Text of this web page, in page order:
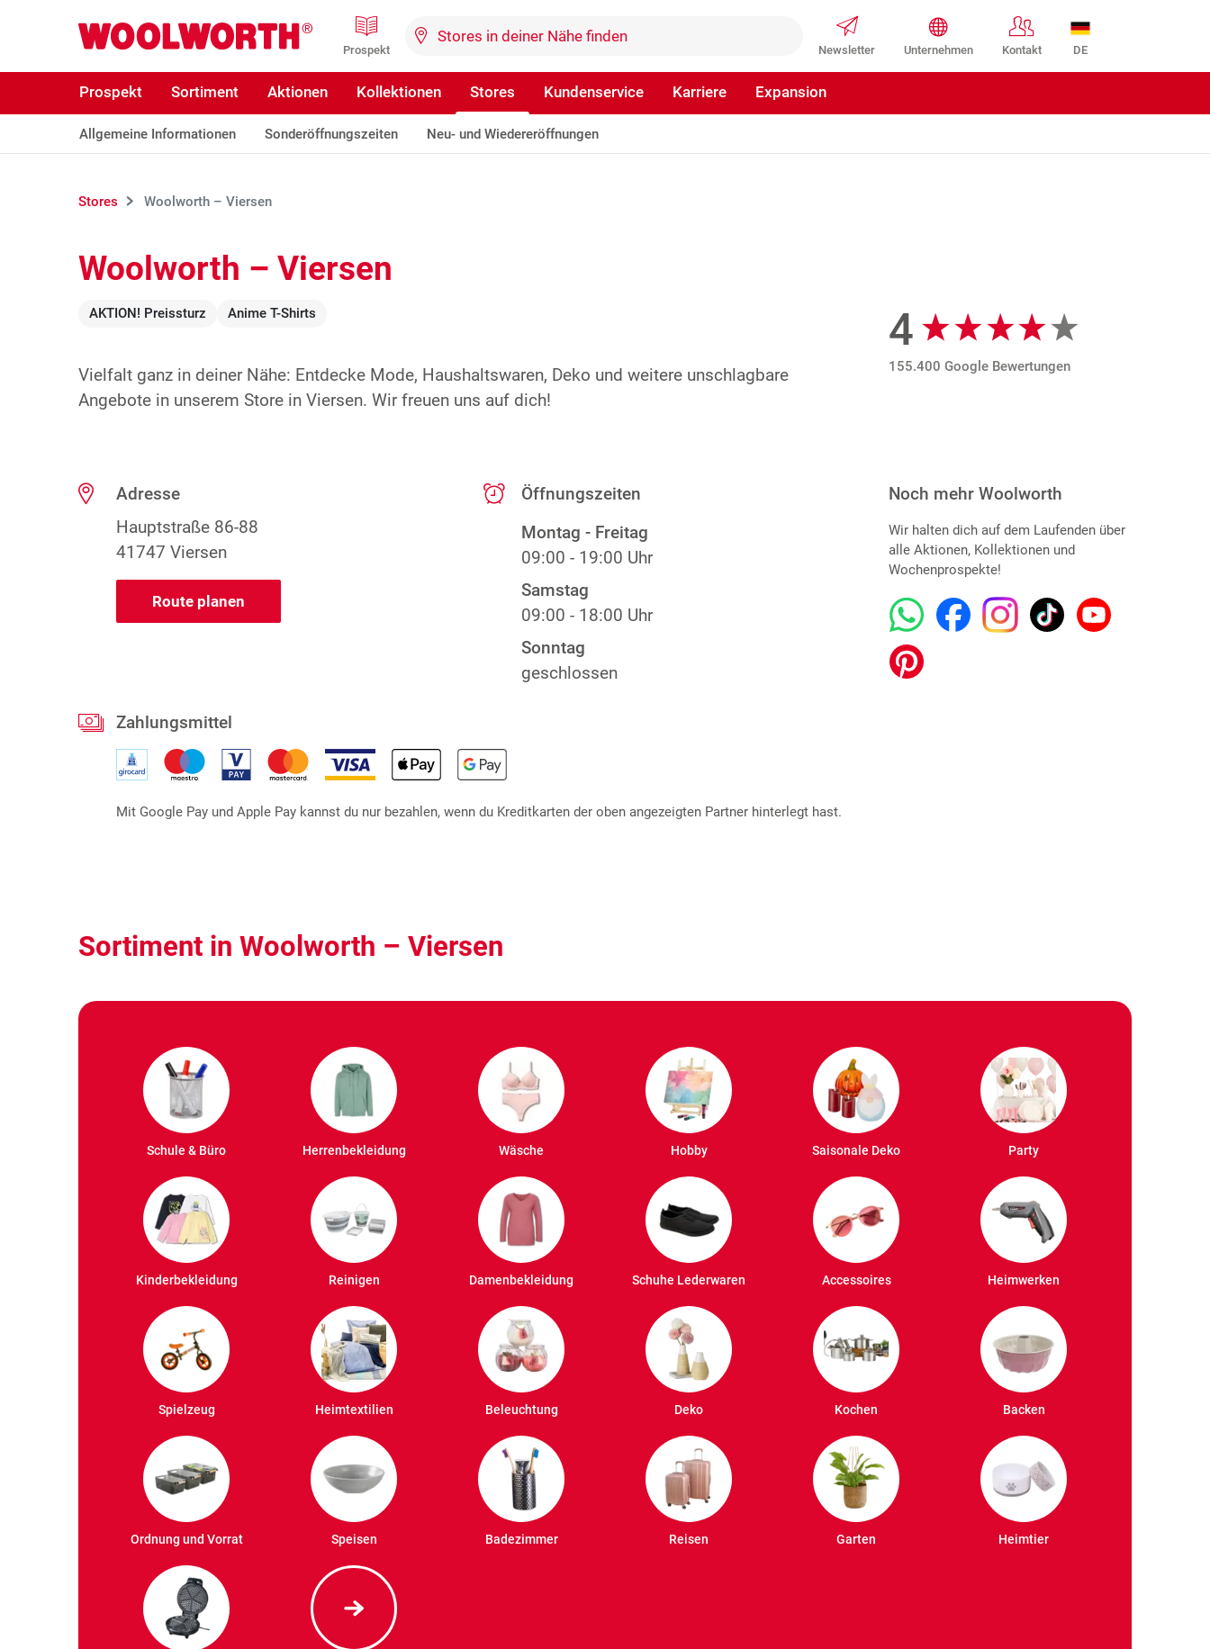
Woolworth GmbH DE
Prospekt Newsletter Unternehmen Kontakt
Prospekt Sortiment Aktionen Kollektionen Stores Kundenservice Karriere Expansion
Allgemeine Informationen Sonderöffnungszeiten Neu- und Wiedereröffnungen
Stores Woolworth – Viersen
Woolworth – Viersen
AKTION! Preissturz Anime T-Shirts
Vielfalt ganz in deiner Nähe: Entdecke Mode, Haushaltswaren, Deko und weitere unschlagbare
Angebote in unserem Store in Viersen. Wir freuen uns auf dich!
Google Bewertungen
4
155.400 Google Bewertungen
Adresse
Hauptstraße 86-88
41747 Viersen
Route planen
Öffnungszeiten
Montag - Freitag
09:00 - 19:00 Uhr
Samstag
09:00 - 18:00 Uhr
Sonntag
geschlossen
Zahlungsmittel
Mit Google Pay und Apple Pay kannst du nur bezahlen, wenn du Kreditkarten der oben angezeigten Partner hinterlegt hast.
Noch mehr Woolworth
Wir halten dich auf dem Laufenden über
alle Aktionen, Kollektionen und
Wochenprospekte!
Sortiment in Woolworth – Viersen
Schule & Büro Herrenbekleidung Wäsche Hobby Saisonale Deko Party
Kinderbekleidung Reinigen Damenbekleidung Schuhe Lederwaren Accessoires Heimwerken
Spielzeug Heimtextilien Beleuchtung Deko Kochen Backen
Ordnung und Vorrat Speisen Badezimmer Reisen Garten Heimtier